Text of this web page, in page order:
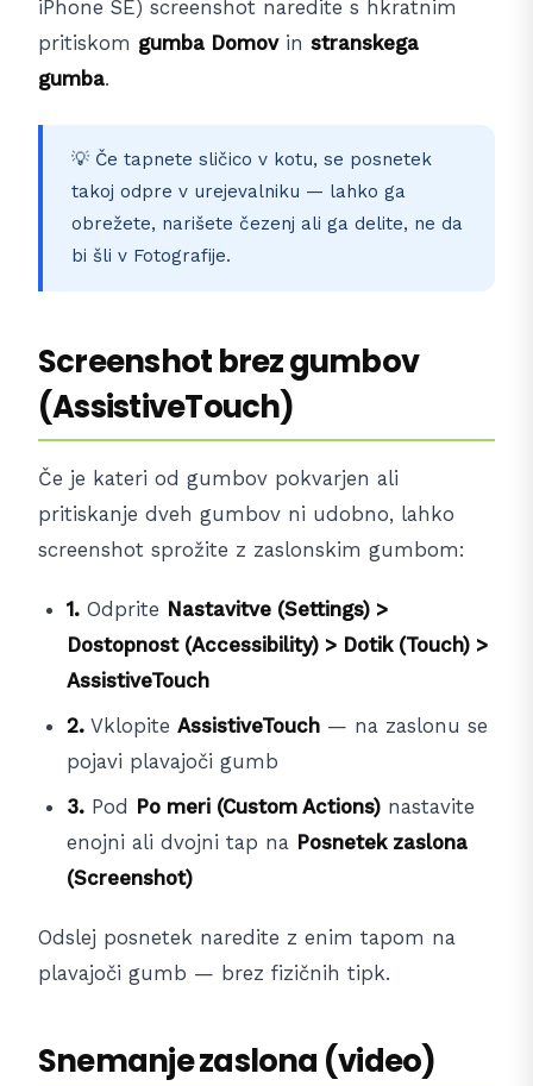
iPhone SE) screenshot naredite s hkratnim
pritiskom gumba Domovin stranskega
gumba.
💡 Če tapnete sličico v kotu, se posnetek
takoj odpre v urejevalniku — lahko ga
obrežete, narišete čezenj ali ga delite, ne da
bi šli v Fotografije.
Screenshot brez gumbov
(AssistiveTouch)
Če je kateri od gumbov pokvarjen ali
pritiskanje dveh gumbov ni udobno, lahko
screenshot sprožite z zaslonskim gumbom:
1. Odprite Nastavitve (Settings) >
Dostopnost (Accessibility) > Dotik (Touch) >
AssistiveTouch
2. Vklopite AssistiveTouch — na zaslonu se
pojavi plavajoči gumb
3. Pod Po meri (Custom Actions) nastavite
enojni ali dvojni tap na Posnetek zaslona
(Screenshot)
Odslej posnetek naredite z enim tapom na
plavajoči gumb — brez fizičnih tipk.
Snemanje zaslona (video)